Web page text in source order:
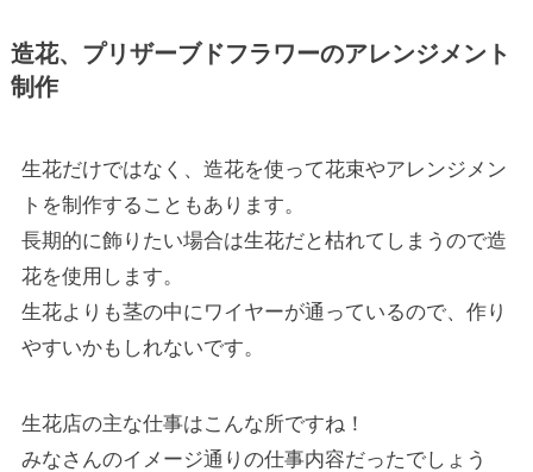
造花、プリザーブドフラワーのアレンジメント
制作
生花だけではなく、造花を使って花束やアレンジメン
トを制作することもあります。
長期的に飾りたい場合は生花だと枯れてしまうので造
花を使用します。
生花よりも茎の中にワイヤーが通っているので、作り
やすいかもしれないです。
生花店の主な仕事はこんな所ですね！
みなさんのイメージ通りの仕事内容だったでしょう